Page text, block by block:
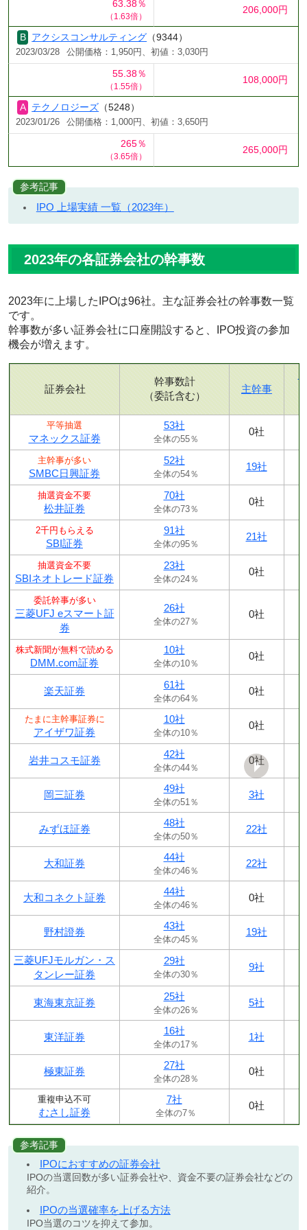
63.38％
（1.63倍）
206,000円
アクシスコンサルティング （9344）
2023/03/28 公開価格：1,950円、初値：3,030円
55.38％
（1.55倍）
108,000円
テクノロジーズ （5248）
2023/01/26 公開価格：1,000円、初値：3,650円
265％
（3.65倍）
265,000円
参考記事
IPO 上場実績 一覧（2023年）
2023年の各証券会社の幹事数
2023年に上場したIPOは96社。主な証券会社の幹事数一覧
です。
幹事数が多い証券会社に口座開設すると、IPO投資の参加
機会が増えます。
証券会社
幹事数計
（委託含む）
主幹事
平等抽選
マネックス証券
53社
全体の55％
0社
主幹事が多い
SMBC日興証券
52社
全体の54％
19社
抽選資金不要
松井証券
70社
全体の73％
0社
2千円もらえる
SBI証券
91社
全体の95％
21社
抽選資金不要
SBIネオトレード証券
23社
全体の24％
0社
委託幹事が多い
三菱UFJ eスマート証
券
26社
全体の27％
0社
株式新聞が無料で読める
DMM.com証券
10社
全体の10％
0社
楽天証券
61社
全体の64％
0社
たまに主幹事証券に
アイザワ証券
10社
全体の10％
0社
岩井コスモ証券
42社
全体の44％
0社
岡三証券
49社
全体の51％
3社
みずほ証券
48社
全体の50％
22社
大和証券
44社
全体の46％
22社
大和コネクト証券
44社
全体の46％
0社
野村證券
43社
全体の45％
19社
三菱UFJモルガン・ス
タンレー証券
29社
全体の30％
9社
東海東京証券
25社
全体の26％
5社
東洋証券
16社
全体の17％
1社
極東証券
27社
全体の28％
0社
重複申込不可
むさし証券
7社
全体の7％
0社
参考記事
IPOにおすすめの証券会社
IPOの当選回数が多い証券会社や、資金不要の証券会社などの
紹介。
IPOの当選確率を上げる方法
IPO当選のコツを抑えて参加。